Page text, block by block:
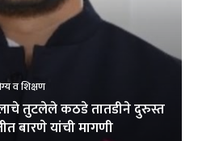
व शिक्षण
तुटलेले कठडे तातडीने दुरुस्त
बारणे यांची मागणी